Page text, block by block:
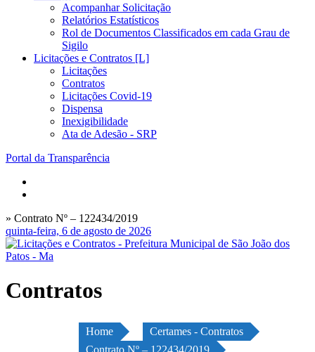
Acompanhar Solicitação
Relatórios Estatísticos
Rol de Documentos Classificados em cada Grau de
Sigilo
Licitações e Contratos [L]
Licitações
Contratos
Licitações Covid-19
Dispensa
Inexigibilidade
Ata de Adesão - SRP
Portal da Transparência
» Contrato Nº – 122434/2019
quinta-feira, 6 de agosto de 2026
Contratos
Home
Certames - Contratos
Contrato Nº – 122434/2019